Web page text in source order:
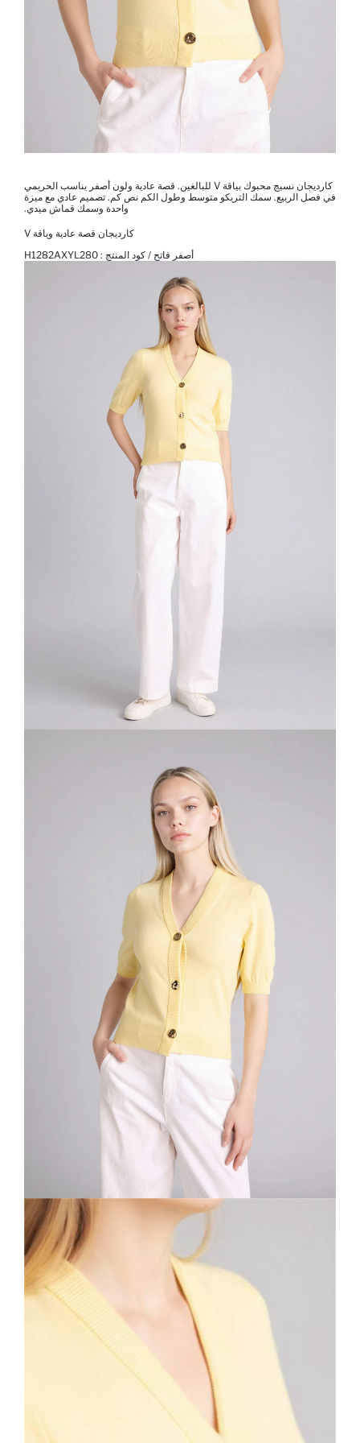
كارديجان نسيج محبوك بياقة V للبالغين. قصة عادية ولون أصفر يناسب الحريمي
في فصل الربيع. سمك التريكو متوسط ​​وطول الكم نص كم. تصميم عادي مع ميزة
واحدة وسمك قماش ميدي.
كارديجان قصة عادية وياقة V
أصفر فاتح / كود المنتج : H1282AXYL280